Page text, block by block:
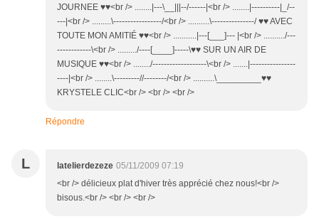
JOURNEE ♥♥<br /> ........|---\__|||--/------|<br /> ........|----------|_/--
---|<br /> .........\-----------------/<br /> ..........\---------------/ ♥♥ AVEC
TOUTE MON AMITIÉ ♥♥<br /> ...........|---[___]--- |<br /> ........../---
------------\<br /> ........./----[____]-----\♥♥ SUR UN AIR DE
MUSIQUE ♥♥<br /> ......../-------------------\<br /> .......|----------------
----|<br /> ........\---------//--------/<br /> ..........\_________♥♥
KRYSTELE CLIC<br /> <br /> <br />
Répondre
L latelierdezeze 05/11/2009 07:19
<br /> délicieux plat d'hiver très apprécié chez nous!<br />
bisous.<br /> <br /> <br />